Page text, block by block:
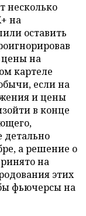
несколько
на
оставить
на
картеле
если на
и цены
в конце
детально
а решение о
на
этих
фьючерсы на